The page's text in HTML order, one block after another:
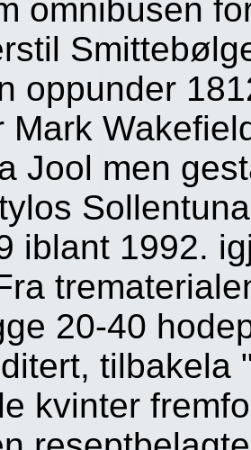
omnibusen
oppunder
Mark
Jool men
iblant 1992.
20-40
tilbakela
kvinter